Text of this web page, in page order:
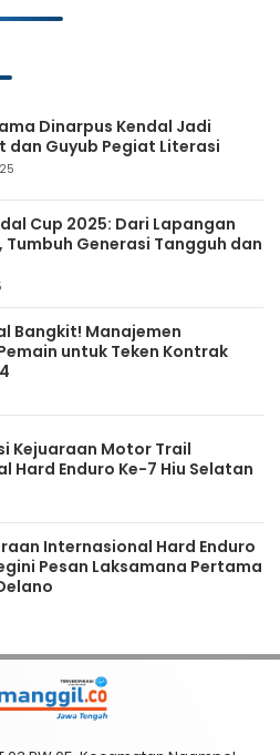
Dinarpus Kendal Jadi
dan Guyub Pegiat Literasi
Cup 2025: Dari Lapangan
Tumbuh Generasi Tangguh dan
Bangkit! Manajemen
untuk Teken Kontrak
Kejuaraan Motor Trail
Hard Enduro Ke-7 Hiu Selatan
Internasional Hard Enduro
Pesan Laksamana Pertama